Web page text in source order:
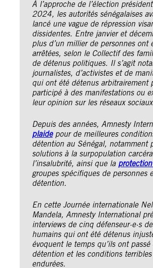
À l’approche de l’élection
2024, les autorités sénégalaises
lancé une vague de répression
dissidentes. Entre janvier et
plus d’un millier de personnes ont
arrêtées, selon le Collectif des
de détenus politiques. Il s’agit
journalistes, d’activistes et de
qui ont été détenus arbitrairement
participé à des manifestations ou
leur opinion sur les réseaux
Depuis des années, Amnesty
plaidepour de meilleures
détention au Sénégal, notamment
solutions à la surpopulation
l’insalubrité, ainsi que la protection
groupes spécifiques de personnes
détention.
En cette Journée internationale
Mandela, Amnesty International
interviews de cinq défenseur·e·s
humains qui ont été détenus
évoquent le temps qu’ils ont passé
détention et les conditions terribles
endurées.